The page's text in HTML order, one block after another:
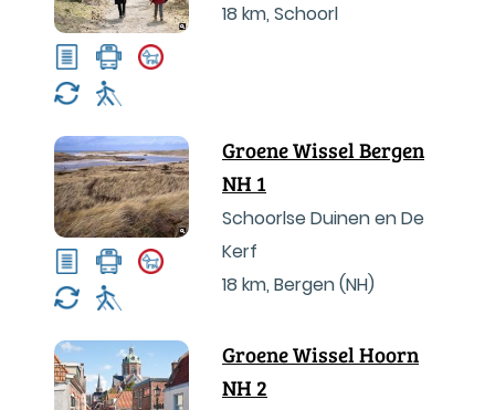
18 km, Schoorl
Groene Wissel Bergen
NH 1
Schoorlse Duinen en De
Kerf
18 km, Bergen (NH)
Groene Wissel Hoorn
NH 2